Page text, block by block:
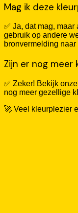
Mag ik deze
✅ Ja, dat mag,
gebruik op andere
bronvermelding
Zijn er nog meer
✅ Zeker! Bekijk onze
nog meer gezellige
🚀 Veel kleurplezier